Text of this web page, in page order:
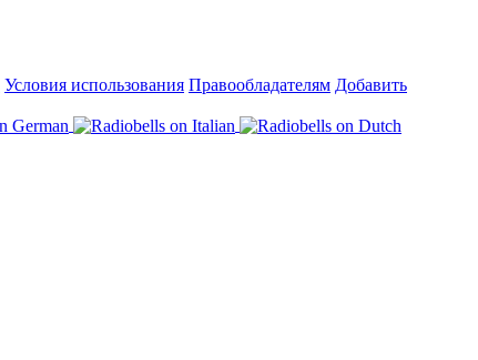
Условия использования Правообладателям Добавить